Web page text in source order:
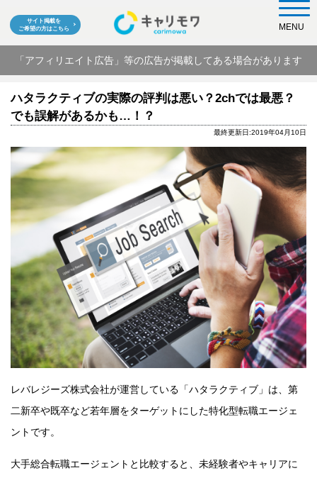
サイト掲載を
ご希望の方はこちら
「アフィリエイト広告」等の広告が掲載してある場合があります
MENU
ハタラクティブの実際の評判は悪い？2chでは最悪？
でも誤解があるかも…！？
最終更新日:2019年04月10日
レバレジーズ株式会社が運営している「ハタラクティブ」は、第
二新卒や既卒など若年層をターゲットにした特化型転職エージェ
ントです。
大手総合転職エージェントと比較すると、未経験者やキャリアに